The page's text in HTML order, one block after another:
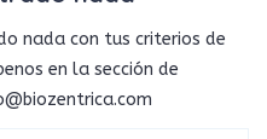
nada con tus criterios de
en la sección de